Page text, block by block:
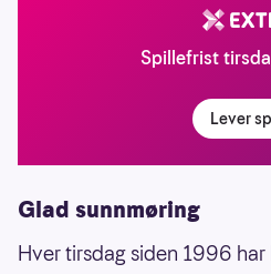
Spillefrist
Lever
Glad sunnmøring
Hver tirsdag siden 1996